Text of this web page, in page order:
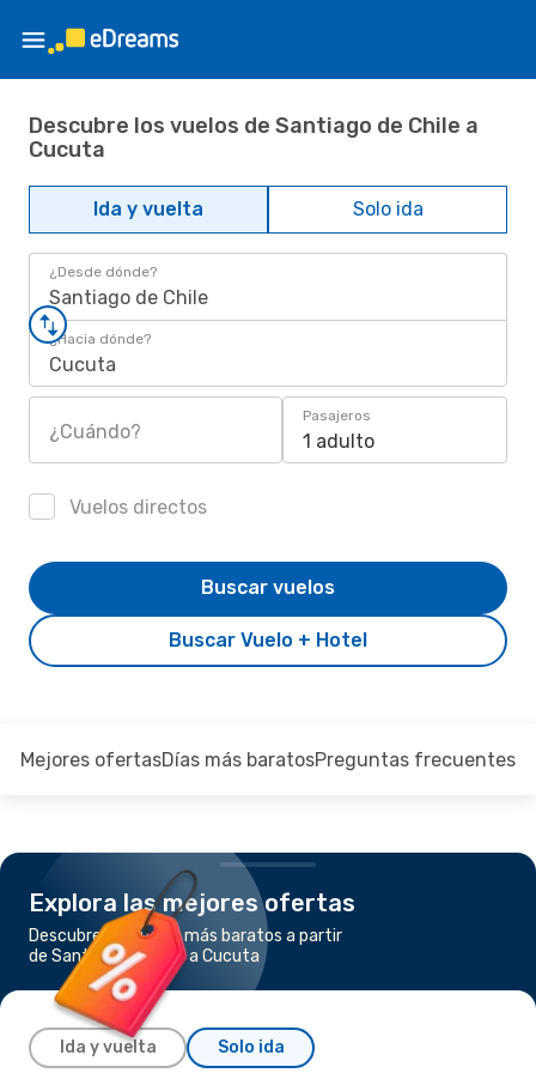
Descubre los vuelos de Santiago de Chile a
Cucuta
Ida y vuelta Solo ida
¿Desde dónde?
Santiago de Chile
¿Hacia dónde?
Cucuta
¿Cuándo?
Pasajeros
1 adulto
Vuelos directos
Buscar Vuelo + Hotel
Buscar vuelos
Mejores ofertasDías más baratosPreguntas frecuentes
Explora las mejores ofertas
Descubre los vuelos más baratos a partir
de Santiago de Chile a Cucuta
Ida y vuelta Solo ida